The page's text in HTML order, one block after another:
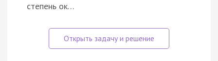
степень ок…